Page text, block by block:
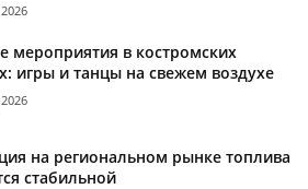
мероприятия в костромских
игры и танцы на свежем воздухе
на региональном рынке топлива
стабильной